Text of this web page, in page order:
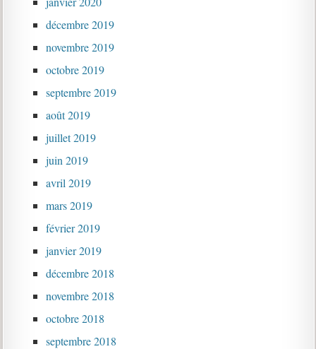
décembre 2019
novembre 2019
octobre 2019
septembre 2019
août 2019
juillet 2019
juin 2019
avril 2019
mars 2019
février 2019
janvier 2019
décembre 2018
novembre 2018
octobre 2018
septembre 2018